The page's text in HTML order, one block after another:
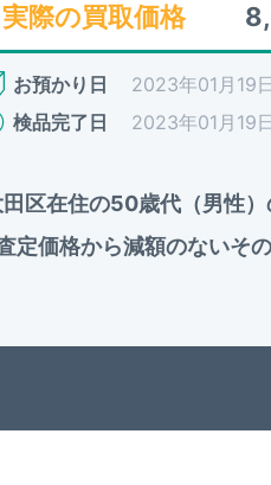
実際の買取価格
お預かり日
2023年01月19日
検品完了日
2023年01月19日
在住の50歳代（男性）
価格から減額のないそ